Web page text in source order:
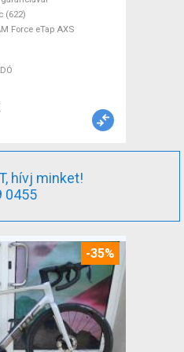
tárcsafék új /
(622)
Force eTap AXS
hívj minket!
0455
-35%